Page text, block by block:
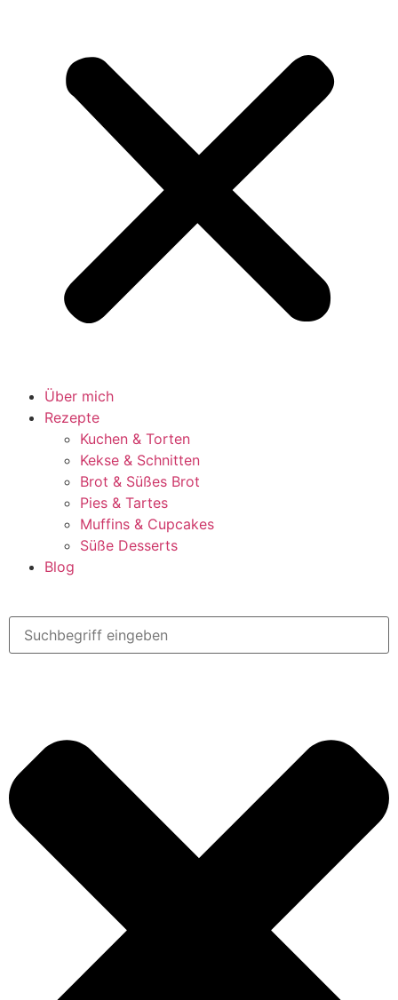
Über mich
Rezepte
Kuchen & Torten
Kekse & Schnitten
Brot & Süßes Brot
Pies & Tartes
Muffins & Cupcakes
Süße Desserts
Blog